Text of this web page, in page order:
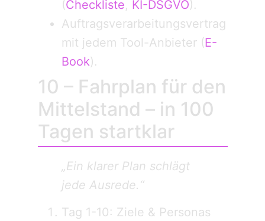
(Checkliste, KI-DSGVO).
Auftragsverarbeitungsvertrag
mit jedem Tool-Anbieter (E-
Book).
10 – Fahrplan für den
Mittelstand – in 100
Tagen startklar
„Ein klarer Plan schlägt
jede Ausrede.“
Tag 1-10: Ziele & Personas